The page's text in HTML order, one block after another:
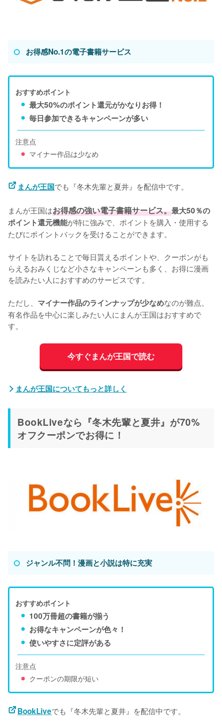
お得感No.1の電子書籍サービス
おすすめポイント
最大50%のポイント還元がかなりお得！
毎日参加できるキャンペーンが多い
注意点
マイナー作品は少なめ
まんが王国でも『冬木先輩と夏井』を配信中です。
まんが王国はお得感の強い電子書籍サービス。最大50％の
ポイント還元機能が特に強みで、ポイントを購入・使用する
たびにポイントバックを受けることができます。
サイトを訪れることで毎日貰えるポイントや、クーポンがも
らえるおみくじなど小さなキャンペーンも多く、お得に漫画
を読みたい人におすすめのサービスです。
ただし、 マイナー作品のラインナップが少なめなのが難点。
有名作品を中心に楽しみたい人にまんが王国はおすすめで
す。
今すぐまんが王国で読む
まんが王国についてもっと詳しく
BookLiveなら『冬木先輩と夏井』が70%
オフクーポンでお得に！
ジャンル不問！漫画と小説は特に充実
おすすめポイント
100万冊超の書籍が揃う
お得なキャンペーンが色々！
使いやすさに定評がある
注意点
クーポンの期限が短い
BookLiveでも『冬木先輩と夏井』を配信中です。